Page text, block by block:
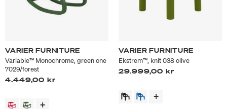
VARIER FURNITURE
Variable™ Monochrome, green one
7029/forest
4.449,00 kr
VARIER FURNITURE
Ekstrem™, knit 038 olive
29.999,00 kr